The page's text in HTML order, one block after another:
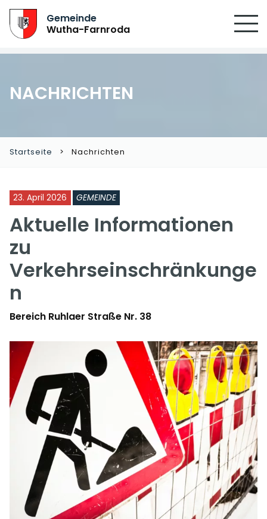
Gemeinde
Wutha-Farnroda
NACHRICHTEN
Startseite Nachrichten
23. April 2026 GEMEINDE
Aktuelle Informationen
zu
Verkehrseinschränkunge
n
Bereich Ruhlaer Straße Nr. 38